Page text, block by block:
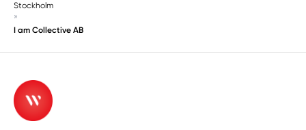
Stockholm
»
I am Collective AB